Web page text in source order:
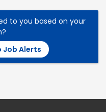
to you based on your
Job Alerts